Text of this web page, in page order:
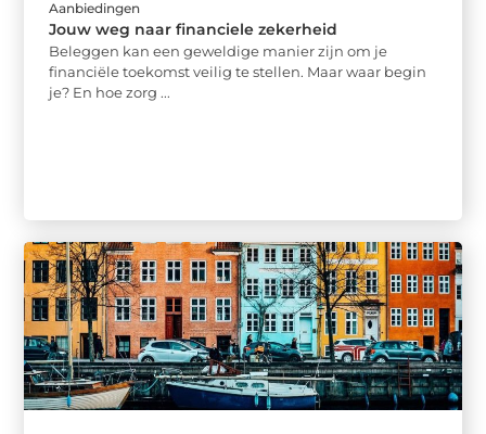
Aanbiedingen
Jouw weg naar financiele zekerheid
Beleggen kan een geweldige manier zijn om je
financiële toekomst veilig te stellen. Maar waar begin
je? En hoe zorg ...